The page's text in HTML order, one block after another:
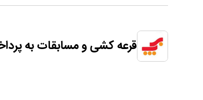
قرعه کشی و مسابقات به